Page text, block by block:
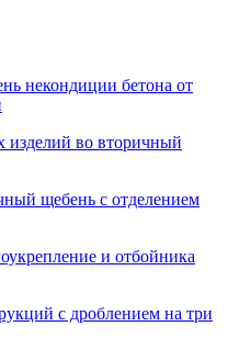
некондиции бетона от
изделий во вторичный
щебень с отделением
и отбойника
с дроблением на три